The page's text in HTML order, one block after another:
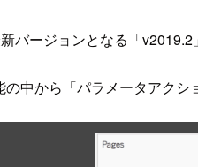
バージョンとなる「v2019.2
中から「パラメータアクシ